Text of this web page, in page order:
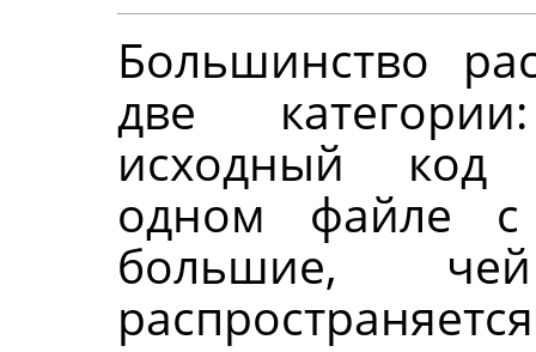
Большинство
две
исходный код
одном файле
большие,